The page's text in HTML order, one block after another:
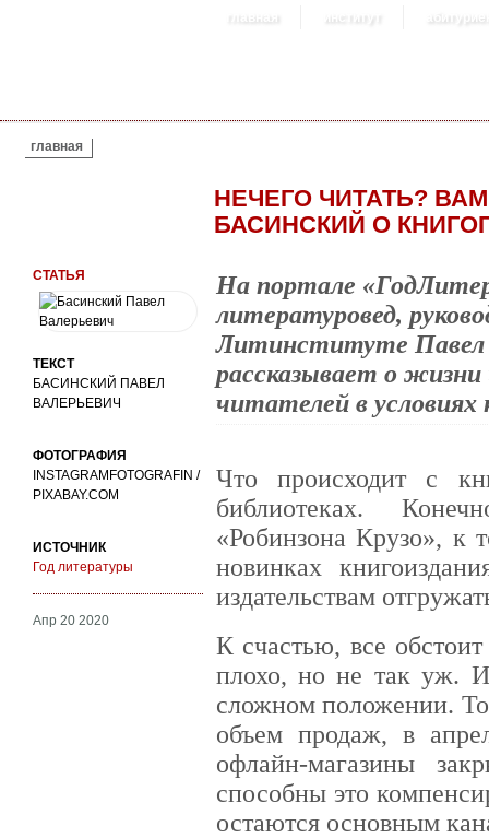
главная институт
ВЫ ЗДЕСЬ
главная
НЕЧЕГО ЧИТАТЬ?
БАСИНСКИЙ О
СТАТЬЯ
ТЕКСТ
БАСИНСКИЙ ПАВЕЛ
ВАЛЕРЬЕВИЧ
ФОТОГРАФИЯ
INSTAGRAMFOTOGRAFIN /
PIXABAY.COM
ИСТОЧНИК
Год литературы
Апр 20 2020
На портале
литературовед,
Литинституте Павел
рассказывает о жизни
читателей в условиях
Что происходит с
библиотеках.
«Робинзона Крузо», к
новинках
издательствам
К счастью, все
плохо, но не так уж.
сложном положении.
объем продаж, в
офлайн-магазины
способны это
остаются основным